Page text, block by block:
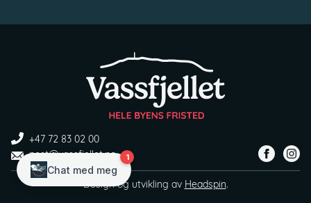
+47 72 83 02 00
post@vassfjellet.no
Design og utvikling av Headspin.